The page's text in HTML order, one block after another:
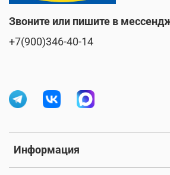
Информация
Звоните или пишите в
+7(900)346-40-14